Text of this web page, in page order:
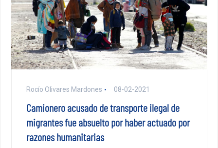
Rocío Olivares Mardones 08-02-2021
Camionero acusado de transporte ilegal de
migrantes fue absuelto por haber actuado por
razones humanitarias